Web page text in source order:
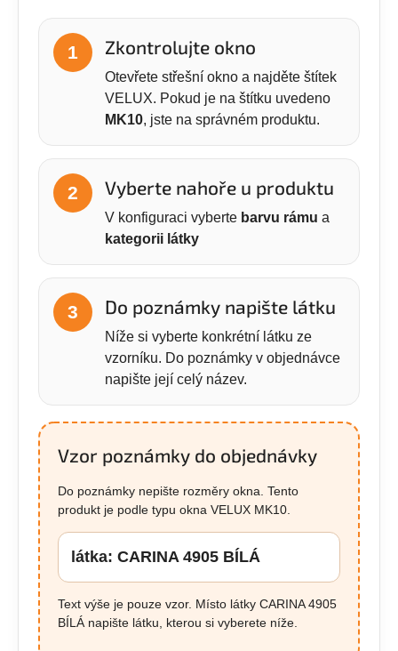
1 Zkontrolujte okno
Otevřete střešní okno a najděte štítek
VELUX. Pokud je na štítku uvedeno
MK10, jste na správném produktu.
2 Vyberte nahoře u produktu
V konfiguraci vyberte barvu rámu a
kategorii látky
3 Do poznámky napište látku
Níže si vyberte konkrétní látku ze
vzorníku. Do poznámky v objednávce
napište její celý název.
Vzor poznámky do objednávky
Do poznámky nepište rozměry okna. Tento
produkt je podle typu okna VELUX MK10.
látka: CARINA 4905 BÍLÁ
Text výše je pouze vzor. Místo látky CARINA 4905
BÍLÁ napište látku, kterou si vyberete níže.